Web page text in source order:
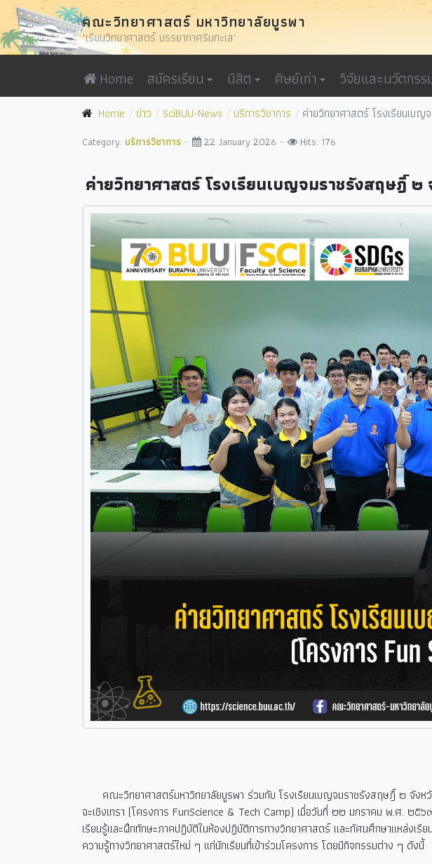
คณะวิทยาศาสตร์ มหาวิทยาลัยบูรพา
"เรียนวิทยาศาสตร์ บรรยากาศริมทะเล"
Home สมัครเรียน นิสิต ศิษย์เก่า วิจัยและนวัตกรร
Home ข่าว SciBUU-News บริการวิชาการ ค่ายวิทยาศาสตร์ โรงเรียนเบญ
Category: บริการวิชาการ 22 January 2026 Hits: 176
ค่ายวิทยาศาสตร์ โรงเรียนเบญจมราชรังสฤษฎิ์ ๒
คณะวิทยาศาสตร์มหาวิทยาลัยบูรพา ร่วมกับ โรงเรียนเบญจมราชรังสฤษฎิ์ ๒ จังหวั
ฉะเชิงเทรา (โครงการ FunScience & Tech Camp) เมื่อวันที่ ๒๒ มกราคม พ.ศ.
เรียนรู้และฝึกทักษะภาคปฏิบัติในห้องปฏิบัติการทางวิทยาศาสตร์ และทัศนศึกษาแหล่งเรี
ความรู้ทางวิทยาศาสตร์ใหม่ ๆ แก่นักเรียนที่เข้าร่วมโครงการ โดยมีกิจกรรมต่าง ๆ ดังนี้